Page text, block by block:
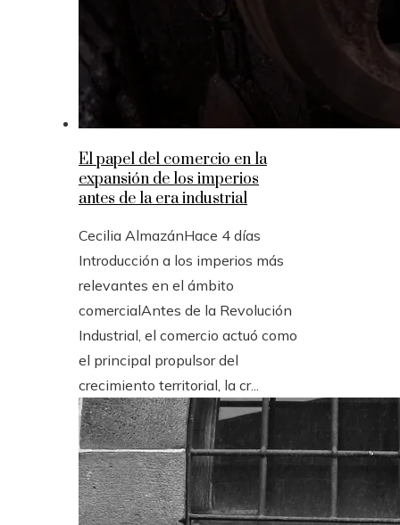
El papel del comercio en la
expansión de los imperios
antes de la era industrial
Cecilia AlmazánHace 4 días
Introducción a los imperios más
relevantes en el ámbito
comercialAntes de la Revolución
Industrial, el comercio actuó como
el principal propulsor del
crecimiento territorial, la cr...